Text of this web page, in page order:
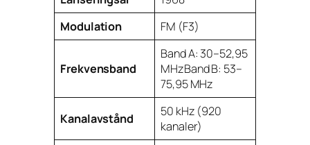
Modulation
FM (F3)
Frekvensband
Band A: 30–52,95
MHzBand B: 53–
75,95 MHz
Kanalavstånd
50 kHz (920
kanaler)